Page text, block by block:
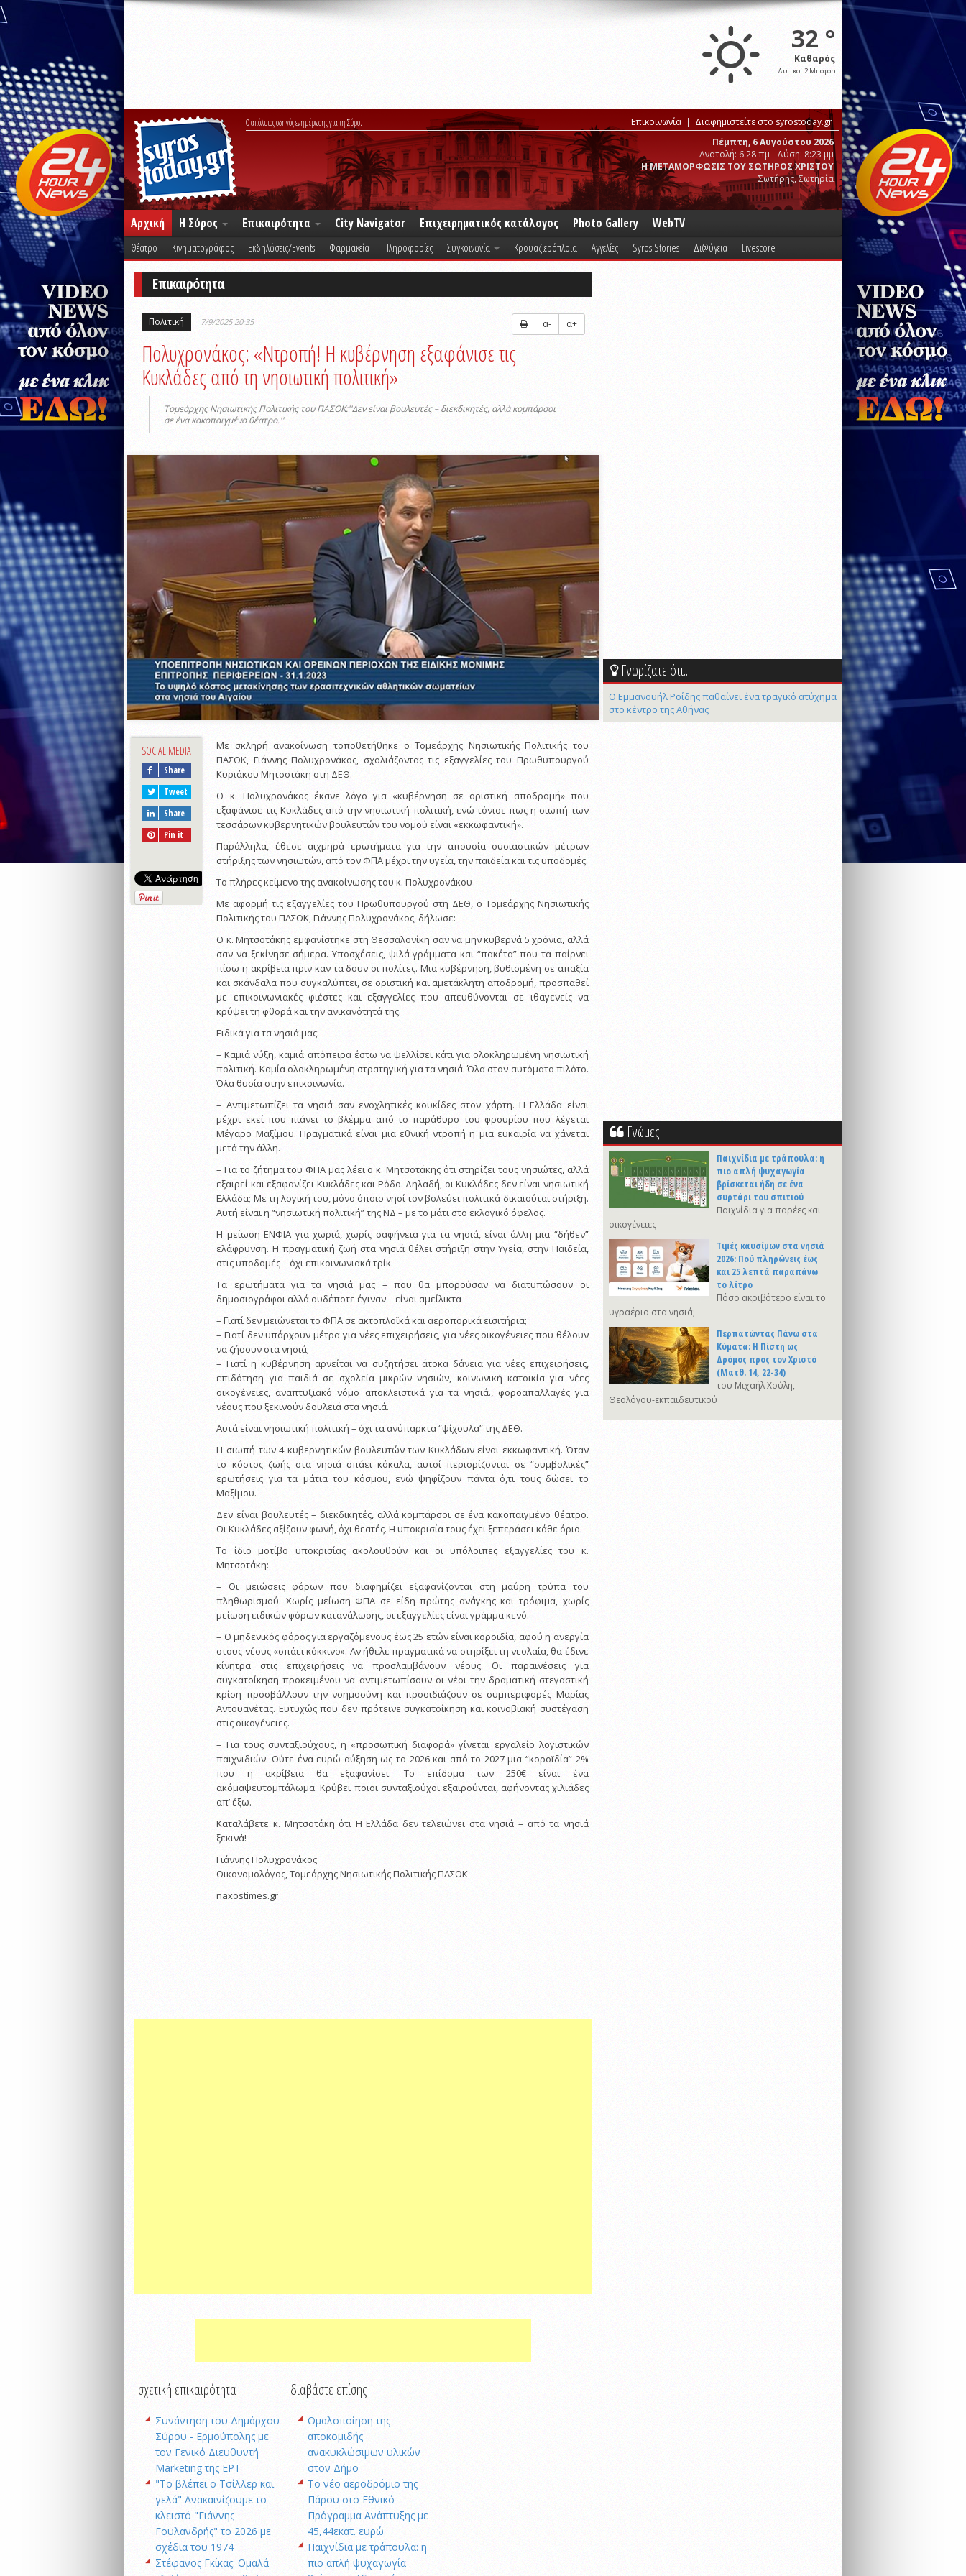
32 °
Καθαρός
Δυτικοί 2 Μποφόρ
Ο απόλυτος οδηγός ενημέρωσης για τη Σύρο. Επικοινωνία
Διαφημιστείτε στο syrostoday.gr
Πέμπτη, 6 Αυγούστου 2026
Ανατολή: 6:28 πμ - Δύση: 8:23 μμ
Η ΜΕΤΑΜΟΡΦΩΣΙΣ ΤΟΥ ΣΩΤΗΡΟΣ ΧΡΙΣΤΟΥ
Σωτήρης, Σωτηρία
Αρχική Η Σύρος Επικαιρότητα City Navigator Επιχειρηματικός κατάλογος Photo Gallery WebTV
Θέατρο Κινηματογράφος Εκδηλώσεις/Events Φαρμακεία Πληροφορίες Συγκοινωνία Κρουαζιερόπλοια Αγγελίες Syros Stories Δι@ύγεια Livescore
Επικαιρότητα
Πολιτική 7/9/2025 20:35 α- α+
Πολυχρονάκος: «Ντροπή! Η κυβέρνηση εξαφάνισε τις
Κυκλάδες από τη νησιωτική πολιτική»
Τομεάρχης Νησιωτικής Πολιτικής του ΠΑΣΟΚ:''Δεν είναι βουλευτές – διεκδικητές, αλλά κομπάρσοι
σε ένα κακοπαιγμένο θέατρο.''
SOCIAL MEDIA
Share
Tweet
Share
Pin it
Με σκληρή ανακοίνωση τοποθετήθηκε ο Τομεάρχης Νησιωτικής Πολιτικής του
ΠΑΣΟΚ, Γιάννης Πολυχρονάκος, σχολιάζοντας τις εξαγγελίες του Πρωθυπουργού
Κυριάκου Μητσοτάκη στη ΔΕΘ.
Ο κ. Πολυχρονάκος έκανε λόγο για «κυβέρνηση σε οριστική αποδρομή» που
εξαφάνισε τις Κυκλάδες από την νησιωτική πολιτική, ενώ τόνισε πως η σιωπή των
τεσσάρων κυβερνητικών βουλευτών του νομού είναι «εκκωφαντική».
Παράλληλα, έθεσε αιχμηρά ερωτήματα για την απουσία ουσιαστικών μέτρων
στήριξης των νησιωτών, από τον ΦΠΑ μέχρι την υγεία, την παιδεία και τις υποδομές.
Το πλήρες κείμενο της ανακοίνωσης του κ. Πολυχρονάκου
Με αφορμή τις εξαγγελίες του Πρωθυπουργού στη ΔΕΘ, ο Τομεάρχης Νησιωτικής
Πολιτικής του ΠΑΣΟΚ, Γιάννης Πολυχρονάκος, δήλωσε:
Ο κ. Μητσοτάκης εμφανίστηκε στη Θεσσαλονίκη σαν να μην κυβερνά 5 χρόνια, αλλά
σαν να ξεκίνησε σήμερα. Υποσχέσεις, ψιλά γράμματα και “πακέτα” που τα παίρνει
πίσω η ακρίβεια πριν καν τα δουν οι πολίτες. Μια κυβέρνηση, βυθισμένη σε απαξία
και σκάνδαλα που συγκαλύπτει, σε οριστική και αμετάκλητη αποδρομή, προσπαθεί
με επικοινωνιακές φιέστες και εξαγγελίες που απευθύνονται σε ιθαγενείς να
κρύψει τη φθορά και την ανικανότητά της.
Ειδικά για τα νησιά μας:
– Καμιά νύξη, καμιά απόπειρα έστω να ψελλίσει κάτι για ολοκληρωμένη νησιωτική
πολιτική. Καμία ολοκληρωμένη στρατηγική για τα νησιά. Όλα στον αυτόματο πιλότο.
Όλα θυσία στην επικοινωνία.
– Αντιμετωπίζει τα νησιά σαν ενοχλητικές κουκίδες στον χάρτη. Η Ελλάδα είναι
μέχρι εκεί που πιάνει το βλέμμα από το παράθυρο του φρουρίου που λέγεται
Μέγαρο Μαξίμου. Πραγματικά είναι μια εθνική ντροπή η μια ευκαιρία να χάνεται
μετά την άλλη.
– Για το ζήτημα του ΦΠΑ μας λέει ο κ. Μητσοτάκης ότι στηρίζει τους νησιώτες, αλλά
εξαιρεί και εξαφανίζει Κυκλάδες και Ρόδο. Δηλαδή, οι Κυκλάδες δεν είναι νησιωτική
Ελλάδα; Με τη λογική του, μόνο όποιο νησί τον βολεύει πολιτικά δικαιούται στήριξη.
Αυτή είναι η “νησιωτική πολιτική” της ΝΔ – με το μάτι στο εκλογικό όφελος.
Η μείωση ΕΝΦΙΑ για χωριά, χωρίς σαφήνεια για τα νησιά, είναι άλλη μια “δήθεν”
ελάφρυνση. Η πραγματική ζωή στα νησιά θέλει στήριξη στην Υγεία, στην Παιδεία,
στις υποδομές – όχι επικοινωνιακά τρίκ.
Τα ερωτήματα για τα νησιά μας – που θα μπορούσαν να διατυπώσουν οι
δημοσιογράφοι αλλά ουδέποτε έγιναν – είναι αμείλικτα
– Γιατί δεν μειώνεται το ΦΠΑ σε ακτοπλοϊκά και αεροπορικά εισιτήρια;
– Γιατί δεν υπάρχουν μέτρα για νέες επιχειρήσεις, για νέες οικογένειες που θέλουν
να ζήσουν στα νησιά;
– Γιατί η κυβέρνηση αρνείται να συζητήσει άτοκα δάνεια για νέες επιχειρήσεις,
επιδότηση για παιδιά σε σχολεία μικρών νησιών, κοινωνική κατοικία για νέες
οικογένειες, αναπτυξιακό νόμο αποκλειστικά για τα νησιά., φοροαπαλλαγές για
νέους που ξεκινούν δουλειά στα νησιά.
Αυτά είναι νησιωτική πολιτική – όχι τα ανύπαρκτα “ψίχουλα” της ΔΕΘ.
Η σιωπή των 4 κυβερνητικών βουλευτών των Κυκλάδων είναι εκκωφαντική. Όταν
το κόστος ζωής στα νησιά σπάει κόκαλα, αυτοί περιορίζονται σε “συμβολικές”
ερωτήσεις για τα μάτια του κόσμου, ενώ ψηφίζουν πάντα ό,τι τους δώσει το
Μαξίμου.
Δεν είναι βουλευτές – διεκδικητές, αλλά κομπάρσοι σε ένα κακοπαιγμένο θέατρο.
Οι Κυκλάδες αξίζουν φωνή, όχι θεατές. Η υποκρισία τους έχει ξεπεράσει κάθε όριο.
Το ίδιο μοτίβο υποκρισίας ακολουθούν και οι υπόλοιπες εξαγγελίες του κ.
Μητσοτάκη:
– Οι μειώσεις φόρων που διαφημίζει εξαφανίζονται στη μαύρη τρύπα του
πληθωρισμού. Χωρίς μείωση ΦΠΑ σε είδη πρώτης ανάγκης και τρόφιμα, χωρίς
μείωση ειδικών φόρων κατανάλωσης, οι εξαγγελίες είναι γράμμα κενό.
– Ο μηδενικός φόρος για εργαζόμενους έως 25 ετών είναι κοροϊδία, αφού η ανεργία
στους νέους «σπάει κόκκινο». Αν ήθελε πραγματικά να στηρίξει τη νεολαία, θα έδινε
κίνητρα στις επιχειρήσεις να προσλαμβάνουν νέους. Οι παραινέσεις για
συγκατοίκηση προκειμένου να αντιμετωπίσουν οι νέοι την δραματική στεγαστική
κρίση προσβάλλουν την νοημοσύνη και προσιδιάζουν σε συμπεριφορές Μαρίας
Αντουανέτας. Ευτυχώς που δεν πρότεινε συγκατοίκηση και κοινοβιακή συστέγαση
στις οικογένειες.
– Για τους συνταξιούχους, η «προσωπική διαφορά» γίνεται εργαλείο λογιστικών
παιχνιδιών. Ούτε ένα ευρώ αύξηση ως το 2026 και από το 2027 μια “κοροϊδία” 2%
που η ακρίβεια θα εξαφανίσει. Το επίδομα των 250€ είναι ένα
ακόμαψευτομπάλωμα. Κρύβει ποιοι συνταξιούχοι εξαιρούνται, αφήνοντας χιλιάδες
απ’ έξω.
Καταλάβετε κ. Μητσοτάκη ότι Η Ελλάδα δεν τελειώνει στα νησιά – από τα νησιά
ξεκινά!
Γιάννης Πολυχρονάκος
Οικονομολόγος, Τομεάρχης Νησιωτικής Πολιτικής ΠΑΣΟΚ
naxostimes.gr
σχετική επικαιρότητα
Συνάντηση του Δημάρχου
Σύρου - Ερμούπολης με
τον Γενικό Διευθυντή
Marketing της ΕΡΤ
"Το βλέπει ο Τσίλλερ και
γελά" Ανακαινίζουμε το
κλειστό "Γιάννης
Γουλανδρής" το 2026 με
σχέδια του 1974
Στέφανος Γκίκας: Ομαλά
διαβάστε επίσης
Ομαλοποίηση της
αποκομιδής
ανακυκλώσιμων υλικών
στον Δήμο
Το νέο αεροδρόμιο της
Πάρου στο Εθνικό
Πρόγραμμα Ανάπτυξης με
45,44εκατ. ευρώ
Παιχνίδια με τράπουλα: η
πιο απλή ψυχαγωγία
Γνωρίζατε ότι...
Ο Εμμανουήλ Ροΐδης παθαίνει ένα τραγικό ατύχημα
στο κέντρο της Αθήνας
Γνώμες
Παιχνίδια με τράπουλα: η
πιο απλή ψυχαγωγία
βρίσκεται ήδη σε ένα
συρτάρι του σπιτιού
Παιχνίδια για παρέες και
οικογένειες
Τιμές καυσίμων στα νησιά
2026: Πού πληρώνεις έως
και 25 λεπτά παραπάνω
το λίτρο
Πόσο ακριβότερο είναι το
υγραέριο στα νησιά;
Περπατώντας Πάνω στα
Κύματα: Η Πίστη ως
Δρόμος προς τον Χριστό
(Ματθ. 14, 22-34)
του Μιχαήλ Χούλη,
Θεολόγου-εκπαιδευτικού